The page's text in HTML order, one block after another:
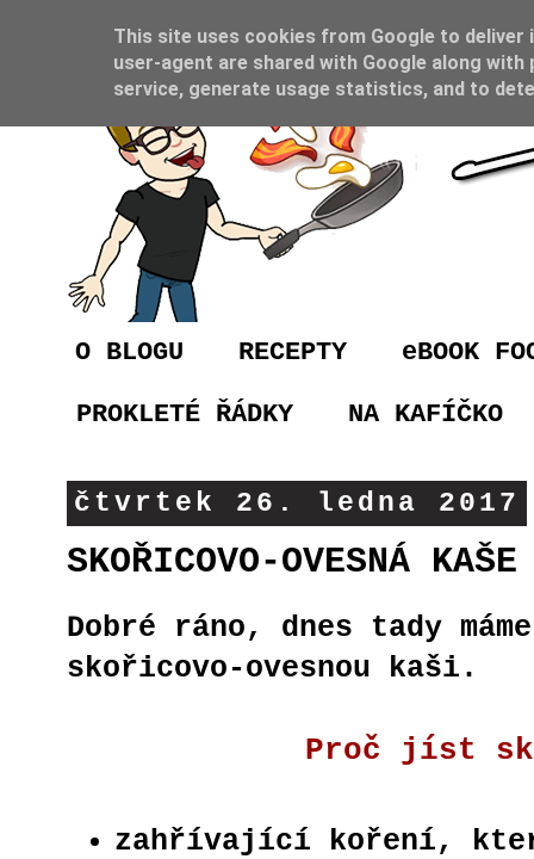
O BLOGU RECEPTY eBOOK
PROKLETÉ ŘÁDKY NA KAFÍČKO
čtvrtek 26. ledna 2017
SKOŘICOVO-OVESNÁ KAŠE
Dobré ráno, dnes tady
skořicovo-ovesnou kaši.
Proč jíst
zahřívající koření,
This site uses cookies from Google to deliver
user-agent are shared with Google along
service, generate usage statistics, and to